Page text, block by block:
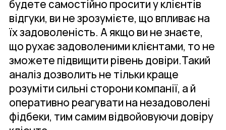
будете самостійно просити у клієнтів
відгуки, ви не зрозумієте, що впливає на
їх задоволеність. А якщо ви не знаєте,
що рухає задоволеними клієнтами, то не
зможете підвищити рівень довіри.Такий
аналіз дозволить не тільки краще
розуміти сильні сторони компанії, а й
оперативно реагувати на незадоволені
фідбеки, тим самим відвойовуючи довіру